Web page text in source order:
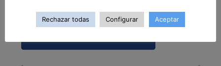
comente.
Rechazar todas Configurar Aceptar